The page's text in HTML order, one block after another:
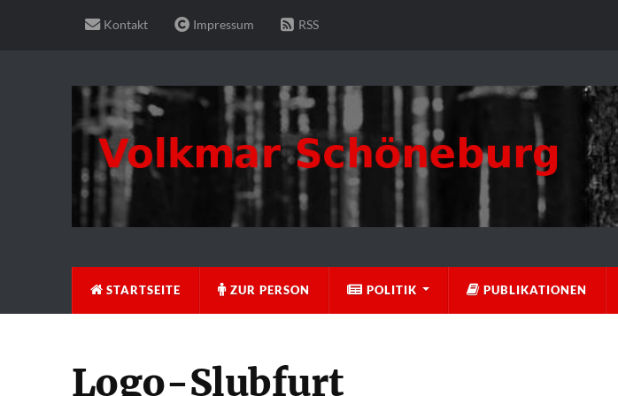
Kontakt Impressum RSS
STARTSEITE ZUR PERSON POLITIK PUBLIKATIONEN
Logo-Slubfurt